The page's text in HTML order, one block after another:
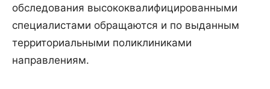
обследования высококвалифицированными
специалистами обращаются и по выданным
территориальными поликлиниками
направлениям.